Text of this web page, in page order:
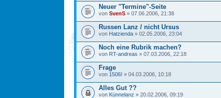
Neuer "Termine"-Seite
von SvenS » 07.06.2006, 21:38
Russen Lanz / nicht Ursus
von Hatzienda » 02.05.2006, 23:04
Noch eine Rubrik machen?
von RT-andreas » 07.03.2006, 22:18
Frage
von 1506! » 04.03.2006, 10:18
Alles Gut ??
von Künnelanz » 20.02.2006, 09:19